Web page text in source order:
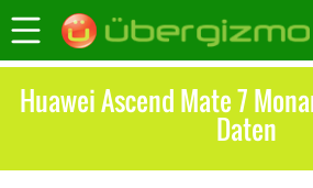
Huawei Ascend Mate 7
Daten